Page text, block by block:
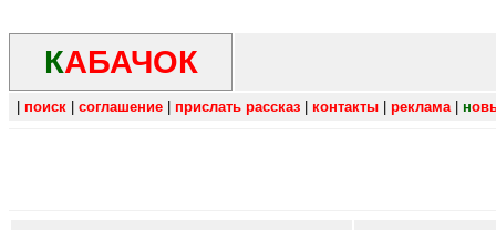
КАБАЧОК
поиск соглашение прислать рассказ контакты реклама| н